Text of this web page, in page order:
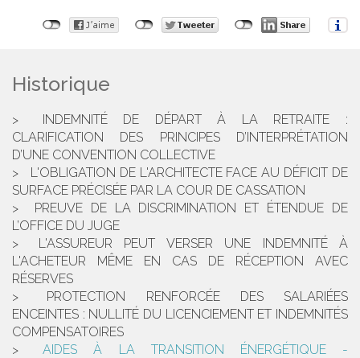
Historique
INDEMNITÉ DE DÉPART À LA RETRAITE :
CLARIFICATION DES PRINCIPES D’INTERPRÉTATION
D’UNE CONVENTION COLLECTIVE
L'OBLIGATION DE L'ARCHITECTE FACE AU DÉFICIT DE
SURFACE PRÉCISÉE PAR LA COUR DE CASSATION
PREUVE DE LA DISCRIMINATION ET ÉTENDUE DE
L’OFFICE DU JUGE
L'ASSUREUR PEUT VERSER UNE INDEMNITÉ À
L'ACHETEUR MÊME EN CAS DE RÉCEPTION AVEC
RÉSERVES
PROTECTION RENFORCÉE DES SALARIÉES
ENCEINTES : NULLITÉ DU LICENCIEMENT ET INDEMNITÉS
COMPENSATOIRES
AIDES À LA TRANSITION ÉNERGÉTIQUE -